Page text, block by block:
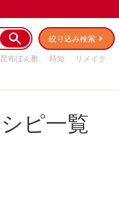
絞り込み検索
昆布ぽん酢 時短
リメイク
ピ一覧